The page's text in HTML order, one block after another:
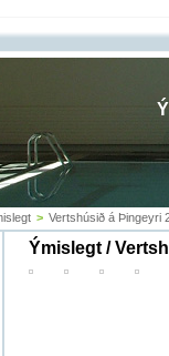
> Vertshúsið á Þingeyri
Ýmislegt /